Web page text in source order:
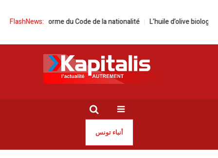
FlashNews:
une réforme du Code de la nationalité L’huile d’olive biologique
أنباء تونس